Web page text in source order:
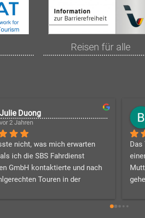
Reisen für alle
Julie Duong
vor 2 Jahren
nicht, was mich erwarten
ich die SBS Fahrdienst
GmbH kontaktierte und nach
Touren in der
Das